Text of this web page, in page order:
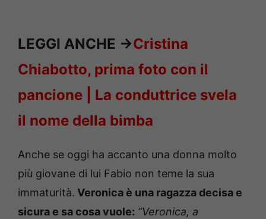
LEGGI ANCHE ->Cristina
Chiabotto, prima foto con il
pancione | La conduttrice svela
il nome della bimba
Anche se oggi ha accanto una donna molto
più giovane di lui Fabio non teme la sua
immaturità. Veronica è una ragazza decisa e
sicura e sa cosa vuole: “Veronica, a